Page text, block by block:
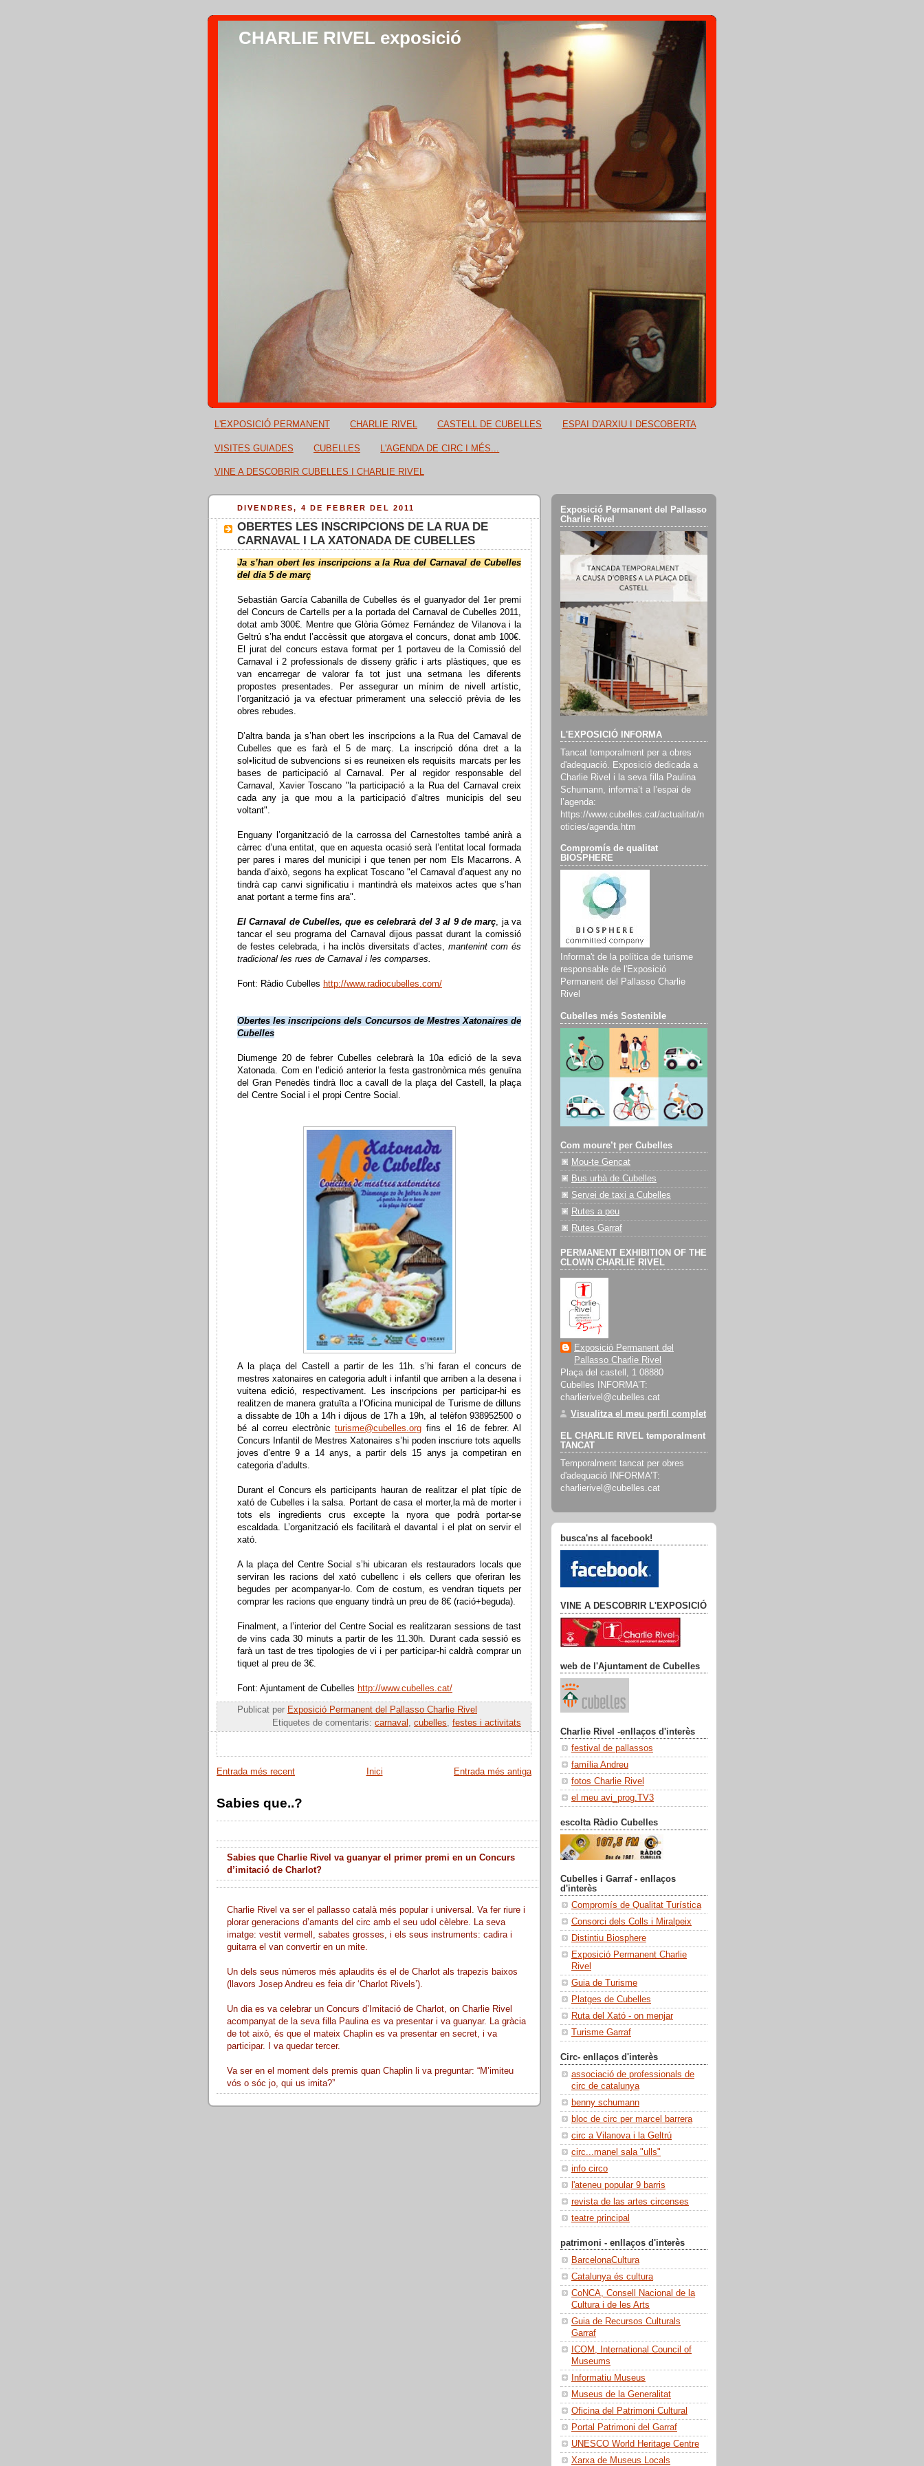
CHARLIE RIVEL exposició
L'EXPOSICIÓ PERMANENT CHARLIE RIVEL CASTELL DE CUBELLES ESPAI D'ARXIU I DESCOBERTA
VISITES GUIADES CUBELLES L'AGENDA DE CIRC I MÉS...
VINE A DESCOBRIR CUBELLES I CHARLIE RIVEL
DIVENDRES, 4 DE FEBRER DEL 2011
OBERTES LES INSCRIPCIONS DE LA RUA DE
CARNAVAL I LA XATONADA DE CUBELLES
Ja s’han obert les inscripcions a la Rua del Carnaval de Cubelles
del dia 5 de març
Sebastián García Cabanilla de Cubelles és el guanyador del 1er premi
del Concurs de Cartells per a la portada del Carnaval de Cubelles 2011,
dotat amb 300€. Mentre que Glòria Gómez Fernández de Vilanova i la
Geltrú s’ha endut l’accèssit que atorgava el concurs, donat amb 100€.
El jurat del concurs estava format per 1 portaveu de la Comissió del
Carnaval i 2 professionals de disseny gràfic i arts plàstiques, que es
van encarregar de valorar fa tot just una setmana les diferents
propostes presentades. Per assegurar un mínim de nivell artístic,
l’organització ja va efectuar primerament una selecció prèvia de les
obres rebudes.
D’altra banda ja s’han obert les inscripcions a la Rua del Carnaval de
Cubelles que es farà el 5 de març. La inscripció dóna dret a la
sol•licitud de subvencions si es reuneixen els requisits marcats per les
bases de participació al Carnaval. Per al regidor responsable del
Carnaval, Xavier Toscano "la participació a la Rua del Carnaval creix
cada any ja que mou a la participació d’altres municipis del seu
voltant".
Enguany l’organització de la carrossa del Carnestoltes també anirà a
càrrec d’una entitat, que en aquesta ocasió serà l’entitat local formada
per pares i mares del municipi i que tenen per nom Els Macarrons. A
banda d’això, segons ha explicat Toscano "el Carnaval d’aquest any no
tindrà cap canvi significatiu i mantindrà els mateixos actes que s’han
anat portant a terme fins ara".
El Carnaval de Cubelles, que es celebrarà del 3 al 9 de març , ja va
tancar el seu programa del Carnaval dijous passat durant la comissió
de festes celebrada, i ha inclòs diversitats d’actes, mantenint com és
tradicional les rues de Carnaval i les comparses.
Font: Ràdio Cubelles http://www.radiocubelles.com/
Obertes les inscripcions dels Concursos de Mestres Xatonaires de
Cubelles
Diumenge 20 de febrer Cubelles celebrarà la 10a edició de la seva
Xatonada. Com en l’edició anterior la festa gastronòmica més genuïna
del Gran Penedès tindrà lloc a cavall de la plaça del Castell, la plaça
del Centre Social i el propi Centre Social.
A la plaça del Castell a partir de les 11h. s’hi faran el concurs de
mestres xatonaires en categoria adult i infantil que arriben a la desena i
vuitena edició, respectivament. Les inscripcions per participar-hi es
realitzen de manera gratuïta a l’Oficina municipal de Turisme de dilluns
a dissabte de 10h a 14h i dijous de 17h a 19h, al telèfon 938952500 o
bé al correu electrònic turisme@cubelles.org fins el 16 de febrer. Al
Concurs Infantil de Mestres Xatonaires s’hi poden inscriure tots aquells
joves d’entre 9 a 14 anys, a partir dels 15 anys ja competiran en
categoria d’adults.
Durant el Concurs els participants hauran de realitzar el plat típic de
xató de Cubelles i la salsa. Portant de casa el morter,la mà de morter i
tots els ingredients crus excepte la nyora que podrà portar-se
escaldada. L’organització els facilitarà el davantal i el plat on servir el
xató.
A la plaça del Centre Social s’hi ubicaran els restauradors locals que
serviran les racions del xató cubellenc i els cellers que oferiran les
begudes per acompanyar-lo. Com de costum, es vendran tiquets per
comprar les racions que enguany tindrà un preu de 8€ (ració+beguda).
Finalment, a l’interior del Centre Social es realitzaran sessions de tast
de vins cada 30 minuts a partir de les 11.30h. Durant cada sessió es
farà un tast de tres tipologies de vi i per participar-hi caldrà comprar un
tiquet al preu de 3€.
Font: Ajuntament de Cubelles http://www.cubelles.cat/
Publicat per Exposició Permanent del Pallasso Charlie Rivel
Etiquetes de comentaris: carnaval , cubelles, festes i activitats
Entrada més recent Entrada més antiga
Inici
Sabies que..?
Sabies que Charlie Rivel va guanyar el primer premi en un Concurs
d’imitació de Charlot?
Charlie Rivel va ser el pallasso català més popular i universal. Va fer riure i
plorar generacions d’amants del circ amb el seu udol cèlebre. La seva
imatge: vestit vermell, sabates grosses, i els seus instruments: cadira i
guitarra el van convertir en un mite.
Un dels seus números més aplaudits és el de Charlot als trapezis baixos
(llavors Josep Andreu es feia dir ‘Charlot Rivels’).
Un dia es va celebrar un Concurs d’Imitació de Charlot, on Charlie Rivel
acompanyat de la seva filla Paulina es va presentar i va guanyar. La gràcia
de tot això, és que el mateix Chaplin es va presentar en secret, i va
participar. I va quedar tercer.
Va ser en el moment dels premis quan Chaplin li va preguntar: “M’imiteu
vós o sóc jo, qui us imita?”
Exposició Permanent del Pallasso
Charlie Rivel
L'EXPOSICIÓ INFORMA
Tancat temporalment per a obres
d'adequació. Exposició dedicada a
Charlie Rivel i la seva filla Paulina
Schumann, informa’t a l’espai de
l’agenda:
https://www.cubelles.cat/actualitat/n
oticies/agenda.htm
Compromís de qualitat
BIOSPHERE
Informa't de la política de turisme
responsable de l'Exposició
Permanent del Pallasso Charlie
Rivel
Cubelles més Sostenible
Com moure’t per Cubelles
Mou-te Gencat
Bus urbà de Cubelles
Servei de taxi a Cubelles
Rutes a peu
Rutes Garraf
PERMANENT EXHIBITION OF THE
CLOWN CHARLIE RIVEL
Exposició Permanent del
Pallasso Charlie Rivel
Plaça del castell, 1 08880
Cubelles INFORMA’T:
charlierivel@cubelles.cat
Visualitza el meu perfil complet
EL CHARLIE RIVEL temporalment
TANCAT
Temporalment tancat per obres
d'adequació INFORMA’T:
charlierivel@cubelles.cat
busca'ns al facebook!
VINE A DESCOBRIR L'EXPOSICIÓ
web de l'Ajuntament de Cubelles
Charlie Rivel -enllaços d'interès
festival de pallassos
família Andreu
fotos Charlie Rivel
el meu avi_prog.TV3
escolta Ràdio Cubelles
Cubelles i Garraf - enllaços
d'interès
Compromís de Qualitat Turística
Consorci dels Colls i Miralpeix
Distintiu Biosphere
Exposició Permanent Charlie
Rivel
Guia de Turisme
Platges de Cubelles
Ruta del Xató - on menjar
Turisme Garraf
Circ- enllaços d'interès
associació de professionals de
circ de catalunya
benny schumann
bloc de circ per marcel barrera
circ a Vilanova i la Geltrú
circ...manel sala "ulls"
info circo
l'ateneu popular 9 barris
revista de las artes circenses
teatre principal
patrimoni - enllaços d'interès
BarcelonaCultura
Catalunya és cultura
CoNCA, Consell Nacional de la
Cultura i de les Arts
Guia de Recursos Culturals
Garraf
ICOM, International Council of
Museums
Informatiu Museus
Museus de la Generalitat
Oficina del Patrimoni Cultural
Portal Patrimoni del Garraf
UNESCO World Heritage Centre
Xarxa de Museus Locals